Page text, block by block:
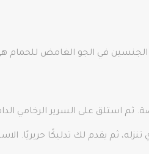
الجنسين في الجو الغامض
على السرير الرخامي
ثم يقدم لك تدليكًا حريريًا.